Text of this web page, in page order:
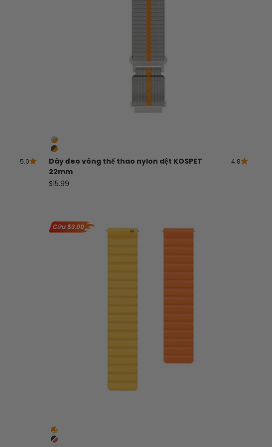
5.0
Sọc bạc/cam
Sọc xám đậm/cam
Dây đeo vòng thể thao nylon dệt KOSPET
22mm
4.8
Giá bán
$15.99
Cứu$3.00
Cam với vàng
Đen với đỏ